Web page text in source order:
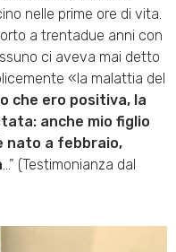
nelle prime ore di vita.
a trentadue anni con
ci aveva mai detto
«la malattia del
che ero positiva, la
anche mio figlio
nato a febbraio,
…” (Testimonianza dal